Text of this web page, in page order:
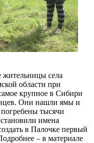
жительницы села
области при
крупное в Сибири
Они нашли ямы и
тысячи
имена
в Палочке первый
– в материале